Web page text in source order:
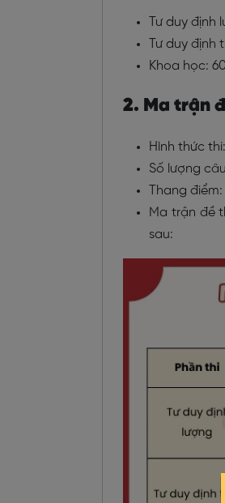
Tư duy định
Tư duy định
Khoa học:
2. Ma trận
Hình thức
Số lượng
Thang
Ma trận đề
sau: